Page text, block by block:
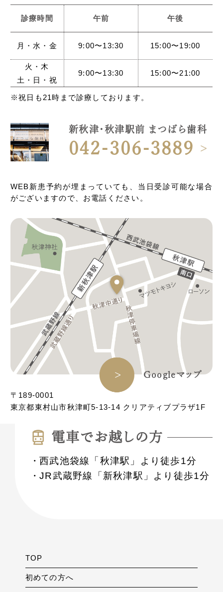
診療時間 午前 午後
月・水・金 9:00〜13:30 15:00〜19:00
火・木
土・日・祝
9:00〜13:30 15:00〜21:00
※祝日も21時まで診療しております。
新秋津・秋津駅前 まつばら歯科
042-306-3889
WEB新患予約が埋まっていても、当日受診可能な場合
がございますので、お電話ください。
Googleマップ
〒189-0001
東京都東村山市秋津町5-13-14 クリアティブプラザ1F
電⾞でお越しの⽅
西武池袋線「秋津駅」より徒歩1分
JR武蔵野線「新秋津駅」より徒歩1分
TOP
初めての方へ